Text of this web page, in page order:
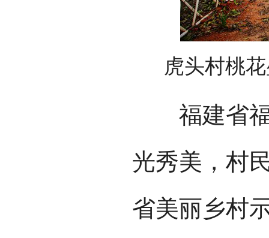
虎头村桃
福建省福
光秀美，村
省美丽乡村